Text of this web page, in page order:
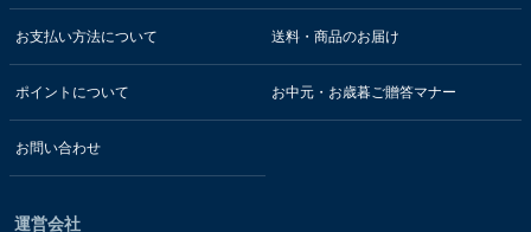
お支払い方法について 送料・商品のお届け
ポイントについて お中元・お歳暮ご贈答マナー
お問い合わせ
運営会社